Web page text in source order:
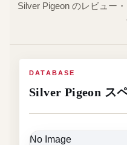
Silver Pigeon のレビュー
DATABASE
Silver Pigeon ス
No Image